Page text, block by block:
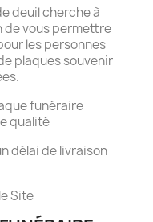
deuil cherche à
de vous permettre
les personnes
plaques souvenir
funéraire
qualité
délai de livraison
Site